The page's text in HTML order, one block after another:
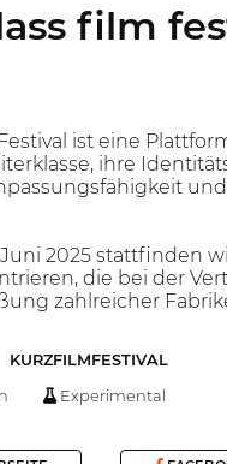
film
ist eine
ihre
2025 stattfinden
die bei der
zahlreicher
KURZFILMFESTIVAL
Experimental